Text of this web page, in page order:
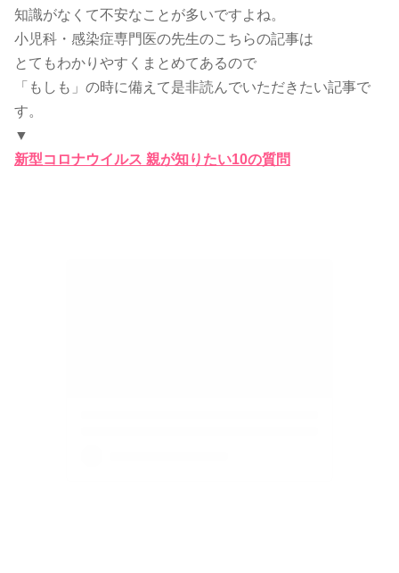
知識がなくて不安なことが多いですよね。
小児科・感染症専門医の先生のこちらの記事は
とてもわかりやすくまとめてあるので
「もしも」の時に備えて是非読んでいただきたい記事で
す。
▼
新型コロナウイルス 親が知りたい10の質問